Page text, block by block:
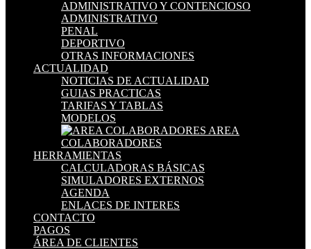
ADMINISTRATIVO Y CONTENCIOSO
ADMINISTRATIVO
PENAL
DEPORTIVO
OTRAS INFORMACIONES
ACTUALIDAD
NOTICIAS DE ACTUALIDAD
GUIAS PRACTICAS
TARIFAS Y TABLAS
MODELOS
AREA
COLABORADORES
HERRAMIENTAS
CALCULADORAS BÁSICAS
SIMULADORES EXTERNOS
AGENDA
ENLACES DE INTERES
CONTACTO
PAGOS
ÁREA DE CLIENTES